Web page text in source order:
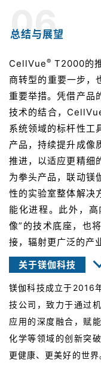
06
总结与展望
CellVue® T2000的
商转型的重要一步
重要举措。凭借产品
技术的结合，
系统领域的标杆性工
产品，持续提升成像
推进，以适应更精细
为拳头产品，联动镁
性的实验室整体解决
能化进程。此外，
像”的技术底座，也
接，辐射更广泛的产
关于镁伽科技
镁伽科技成立于2016
技公司，致力于通过
应用的深度融合，赋
化学等领域的创新突
更健康、更美好的世